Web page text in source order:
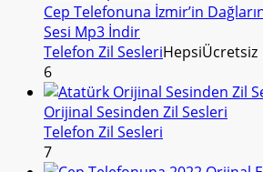
Cep Telefonuna İzmir’in
Sesi Mp3 İndir
Telefon Zil SesleriHepsiÜcretsiz
6
Orijinal Sesinden Zil Sesleri
Telefon Zil Sesleri
7